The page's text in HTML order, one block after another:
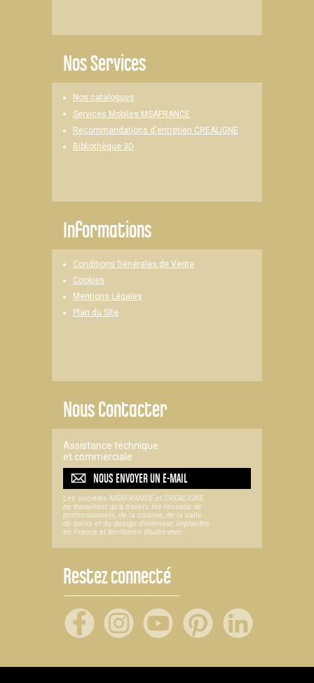
Nos Services
Nos catalogues
Services Mobiles MSAFRANCE
Recommandations d'entretien CREALIGNE
Bibliothèque 3D
Informations
Conditions Générales de Vente
Cookies
Mentions Légales
Plan du Site
Nous Contacter
Assistance technique
et commerciale
NOUS ENVOYER UNE-MAIL
Les sociétés MSAFRANCE et CREALIGNE
ne travaillent qu'à travers les réseaux de
professionnels, de la cuisine, de la salle
de bains et du design d'intérieur, implantés
en France et territoires d’outre-mer.
Restez connecté